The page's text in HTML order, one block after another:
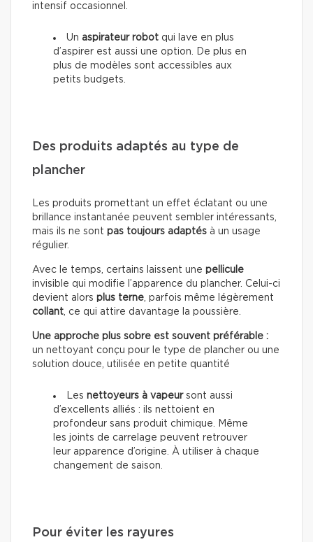
intensif occasionnel.
Un aspirateur robot qui lave en plus
d’aspirer est aussi une option. De plus en
plus de modèles sont accessibles aux
petits budgets.
Des produits adaptés au type de
plancher
Les produits promettant un effet éclatant ou une
brillance instantanée peuvent sembler intéressants,
mais ils ne sont pas toujours adaptés à un usage
régulier.
Avec le temps, certains laissent une pellicule
invisible qui modifie l’apparence du plancher. Celui-ci
devient alors plus terne , parfois même légèrement
collant , ce qui attire davantage la poussière.
Une approche plus sobre est souvent préférable :
un nettoyant conçu pour le type de plancher ou une
solution douce, utilisée en petite quantité
Les nettoyeurs à vapeursont aussi
d’excellents alliés : ils nettoient en
profondeur sans produit chimique. Même
les joints de carrelage peuvent retrouver
leur apparence d’origine. À utiliser à chaque
changement de saison.
Pour éviter les rayures